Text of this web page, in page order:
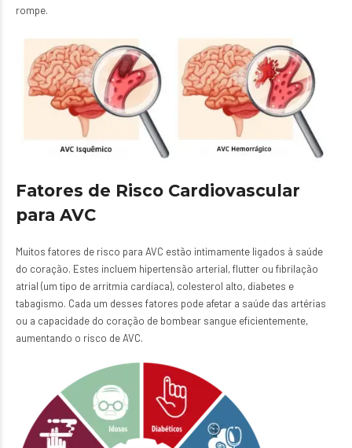
rompe.
Fatores de Risco Cardiovascular
para AVC
Muitos fatores de risco para AVC estão intimamente ligados à saúde
do coração. Estes incluem hipertensão arterial, flutter ou fibrilação
atrial (um tipo de arritmia cardíaca), colesterol alto, diabetes e
tabagismo. Cada um desses fatores pode afetar a saúde das artérias
ou a capacidade do coração de bombear sangue eficientemente,
aumentando o risco de AVC.